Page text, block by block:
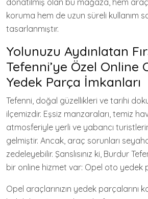
donatılmış olan bu mağaza, hem
koruma hem de uzun süreli kullanım
tasarlanmıştır.
Yolunuzu Aydınlatan
Tefenni’ye Özel Online
Yedek Parça İmkanları
Tefenni, doğal güzellikleri ve tarihi
ilçemizdir. Eşsiz manzaraları, temiz
atmosferiyle yerli ve yabancı
gelmiştir. Ancak, araç sorunları
zedeleyebilir. Şanslısınız ki, Burdur
bir online hizmet var: Opel oto yedek
Opel araçlarınızın yedek parçalarını